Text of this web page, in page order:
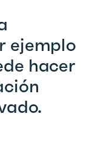
ejemplo
hacer